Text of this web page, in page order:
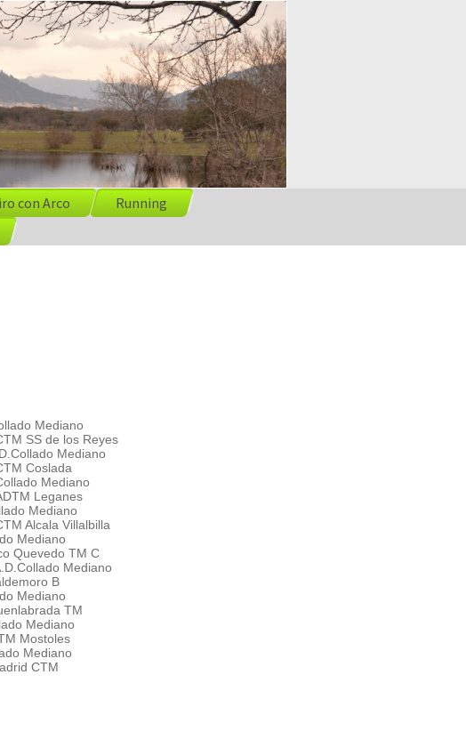
con Arco
Running
Mediano
SS de los Reyes
Mediano
Coslada
Mediano
Leganes
Mediano
Alcala Villalbilla
Mediano
Quevedo TM C
Mediano
B
Mediano
TM
Mediano
Mostoles
Mediano
CTM